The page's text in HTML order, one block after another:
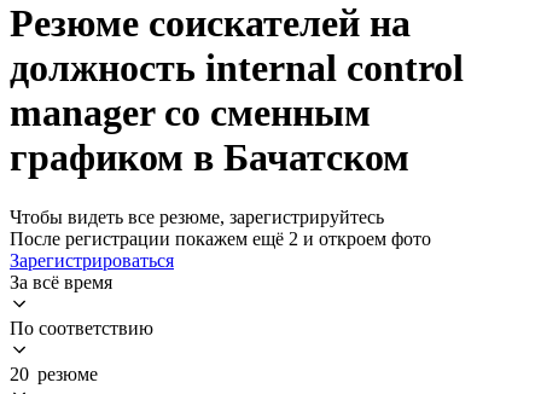
Резюме соискателей на
должность internal control
manager со сменным
графиком в Бачатском
Чтобы видеть все резюме, зарегистрируйтесь
После регистрации покажем ещё 2 и откроем фото
Зарегистрироваться
За всё время
По соответствию
20 резюме